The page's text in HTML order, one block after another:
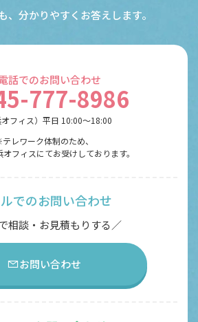
、分かりやすくお答えします。
話でのお問い合わせ
777-8986
オフィス）平日 10:00〜18:00
レワーク体制のため、
フィスにてお受けしております。
でのお問い合わせ
相談・お見積もりする／
お問い合わせ